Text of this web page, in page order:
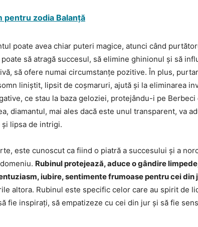
pentru zodia Balanță
poate avea chiar puteri magice, atunci când
să atragă succesul, să elimine ghinionul și să
să ofere numai circumstanțe pozitive. În plus,
liniștit, lipsit de coșmaruri, ajută și la eliminarea
ce stau la baza geloziei, protejându-i pe Berbeci
diamantul, mai ales dacă este unul transparent, va
lipsa de intrigi.
este cunoscut ca fiind o piatră a succesului și a
Rubinul protejează, aduce o gândire
iubire, sentimente frumoase pentru cei din
altora. Rubinul este specific celor care au spirit de
fie inspirați, să empatizeze cu cei din jur și să fie